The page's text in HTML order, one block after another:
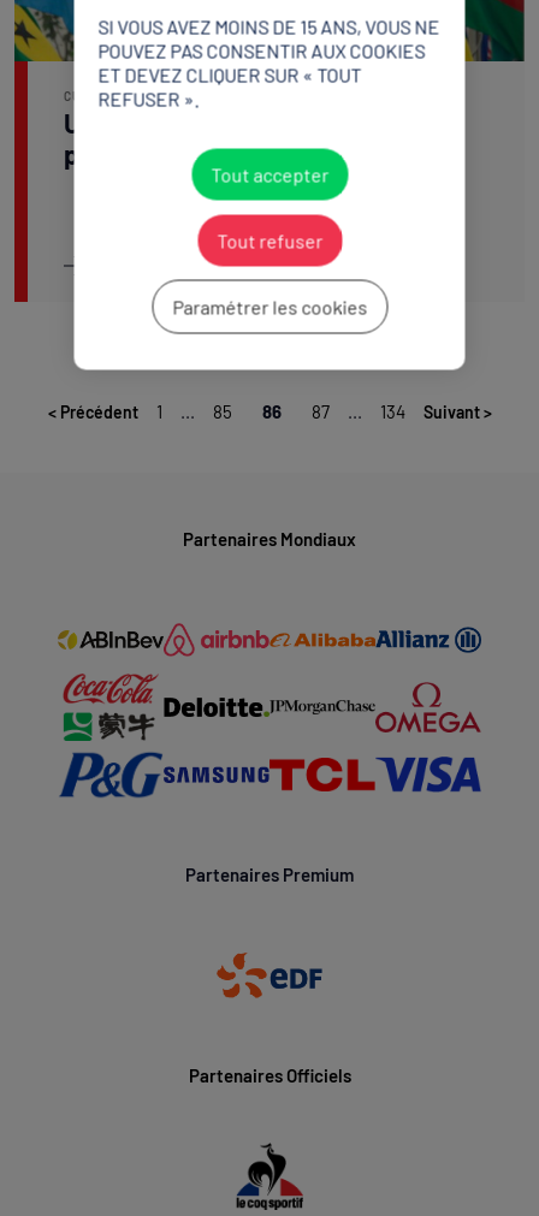
Un appel aux olympiens artistes
pour 2024 !
CULTURE
<Précédent 1 ... 85 86 87 ... 134 Suivant>
Partenaires Mondiaux
Partenaires Premium
Partenaires Officiels
SI VOUS AVEZ MOINS DE 15 ANS, VOUS NE
POUVEZ PAS CONSENTIR AUX COOKIES
ET DEVEZ CLIQUER SUR « TOUT
REFUSER ».
Tout accepter
Tout refuser
Paramétrer les cookies